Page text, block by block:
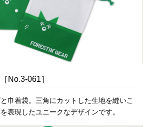
No.3-061］
巾着袋。三角にカットした生地を縫いこ
表現したユニークなデザインです。